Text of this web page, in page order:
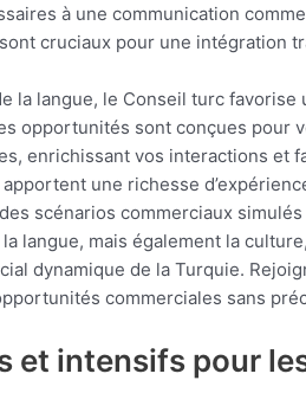
à une communication
cruciaux pour une intégration
la langue, le Conseil turc
opportunités sont conçues pour
enrichissant vos interactions et
une richesse
scénarios commerciaux
langue, mais également la
dynamique de la Turquie.
commerciales sans
et intensifs pour